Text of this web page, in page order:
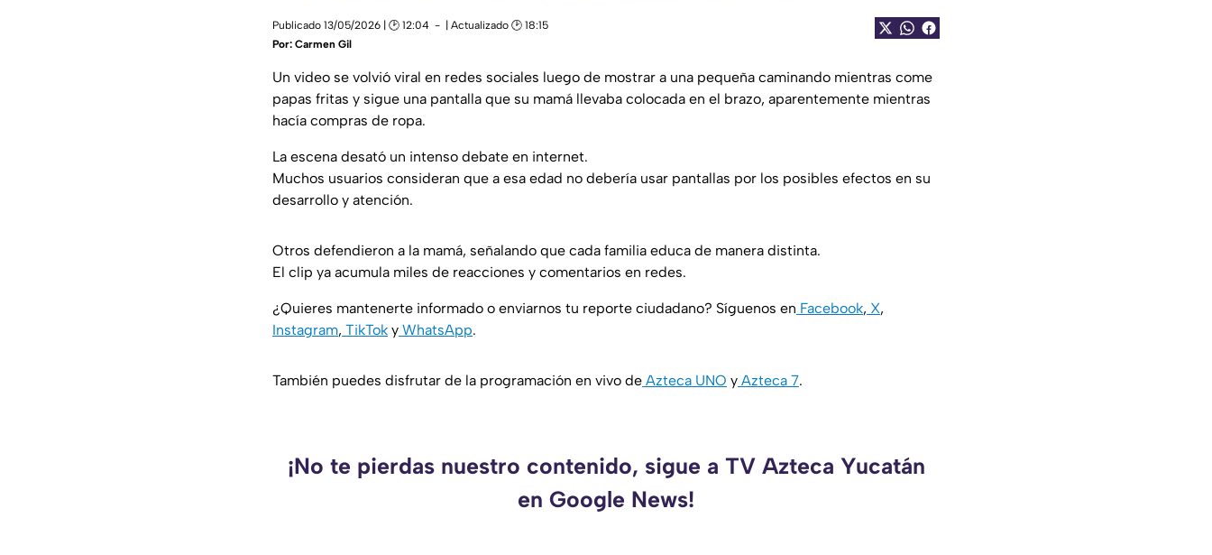
Publicado 13/05/2026 | 🕑 12:04
| Actualizado 🕑 18:15
Por: Carmen Gil
Un video se volvió viral en redes sociales luego de mostrar a una pequeña caminando mientras come
papas fritas y sigue una pantalla que su mamá llevaba colocada en el brazo, aparentemente mientras
hacía compras de ropa.
La escena desató un intenso debate en internet.
Muchos usuarios consideran que a esa edad no debería usar pantallas por los posibles efectos en su
desarrollo y atención.
Otros defendieron a la mamá, señalando que cada familia educa de manera distinta.
El clip ya acumula miles de reacciones y comentarios en redes.
¿Quieres mantenerte informado o enviarnos tu reporte ciudadano? Síguenos en Facebook, X,
Instagram, TikTok y WhatsApp.
También puedes disfrutar de la programación en vivo de Azteca UNO y Azteca 7.
¡No te pierdas nuestro contenido, sigue a TV Azteca Yucatán
en Google News!